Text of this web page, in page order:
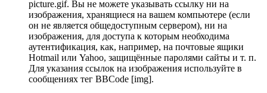
picture.gif. Вы не можете указывать ссылку ни на
изображения, хранящиеся на вашем компьютере (если
он не является общедоступным сервером), ни на
изображения, для доступа к которым необходима
аутентификация, как, например, на почтовые ящики
Hotmail или Yahoo, защищённые паролями сайты и т. п.
Для указания ссылок на изображения используйте в
сообщениях тег BBCode [img].